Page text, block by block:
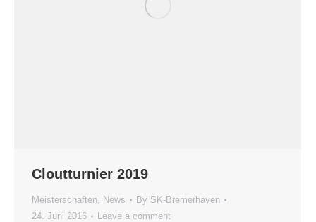
Cloutturnier 2019
Meisterschaften, News By SK-Bremerhaven
24. Juni 2016
Leave a comment